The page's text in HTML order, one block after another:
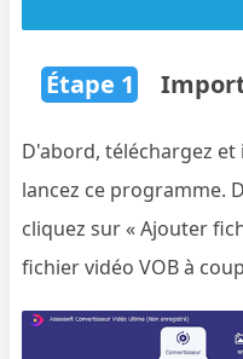
Étape 1
D'abord, téléchargez et
lancez ce programme.
cliquez sur « Ajouter
fichier vidéo VOB à